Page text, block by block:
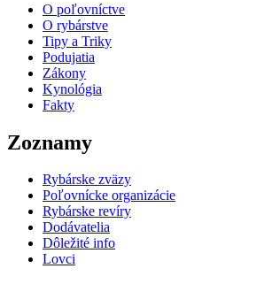
O poľovníctve
O rybárstve
Tipy a Triky
Podujatia
Zákony
Kynológia
Fakty
Zoznamy
Rybárske zväzy
Poľovnícke organizácie
Rybárske revíry
Dodávatelia
Dôležité info
Lovci